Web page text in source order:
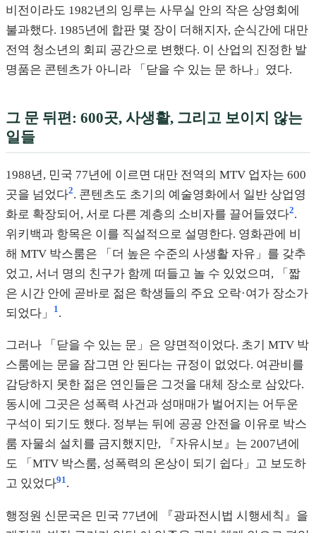
비전이라도 1982년의 잉루는 사무실 안의 작은 상영회에
불과했다. 1985년에 합판 몇 장이 더해지자, 순식간에 대만
전역 청소년의 회피 공간으로 변했다. 이 산업의 진정한 발
명품은 콘텐츠가 아니라 「닫을 수 있는 문 하나」였다.
그 문 뒤편: 600곳, 사생활, 그리고 보이지 않는
일들
1988년, 민국 77년에 이르면 대만 전역의 MTV 업자는 600
곳을 넘었다2. 콘텐츠도 초기의 예술영화에서 일반 상업영
화로 확장되어, 서로 다른 계층의 소비자를 끌어들였다2.
위키백과 항목은 이를 직설적으로 설명한다. 영화관에 비
해 MTV 박스룸은 「더 높은 수준의 사생활 자유」를 갖추
었고, 서너 명의 친구가 함께 떠들고 놀 수 있었으며, 「짧
은 시간 안에 곧바로 젊은 학생들의 주요 오락·여가 장소가
되었다」
1.
그러나 「닫을 수 있는 문」은 양면적이었다. 초기 MTV 박
스룸에는 문을 잠그면 안 된다는 규정이 없었다. 여관비를
감당하지 못한 젊은 연인들은 그것을 대체 장소로 삼았다.
동시에 그곳은 성폭력 사건과 성매매가 벌어지는 어두운
구석이 되기도 했다. 정부는 뒤에 공공 안전을 이유로 박스
룸 자물쇠 설치를 금지했지만, 『자유시보』는 2007년에
도 「MTV 박스룸, 성폭력의 온상이 되기 쉽다」고 보도하
고 있었다91 .
행정원 신문국은 민국 77년에 『광파전시법 시행세칙』을